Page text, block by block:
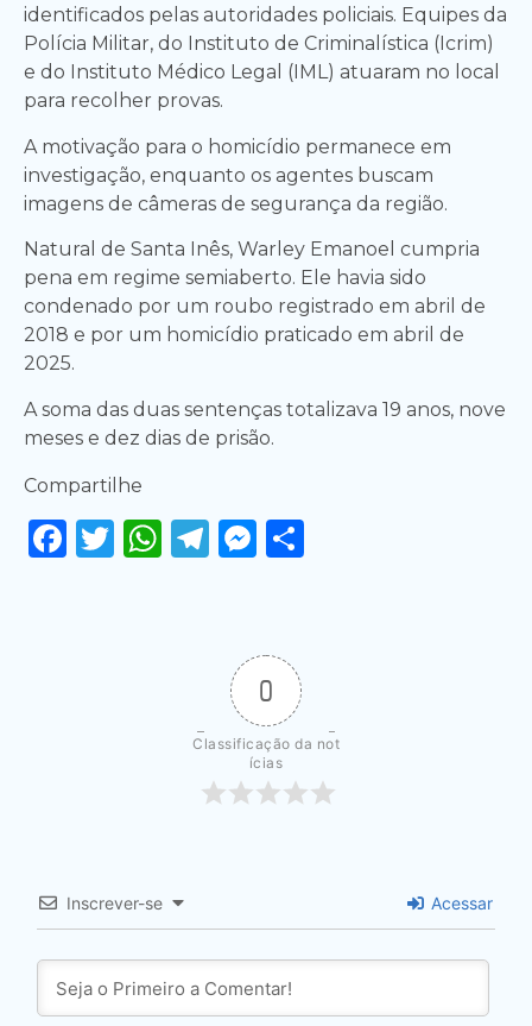
identificados pelas autoridades policiais. Equipes da
Polícia Militar, do Instituto de Criminalística (Icrim)
e do Instituto Médico Legal (IML) atuaram no local
para recolher provas.
A motivação para o homicídio permanece em
investigação, enquanto os agentes buscam
imagens de câmeras de segurança da região.
Natural de Santa Inês, Warley Emanoel cumpria
pena em regime semiaberto. Ele havia sido
condenado por um roubo registrado em abril de
2018 e por um homicídio praticado em abril de
2025.
A soma das duas sentenças totalizava 19 anos, nove
meses e dez dias de prisão.
Compartilhe
Facebook
Twitter
WhatsApp
Telegram
Messenger
0
Classificação da not
ícias
Inscrever-se Acessar